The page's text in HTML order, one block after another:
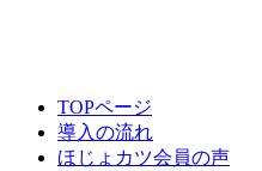
TOPページ
導入の流れ
ほじょカツ会員の声